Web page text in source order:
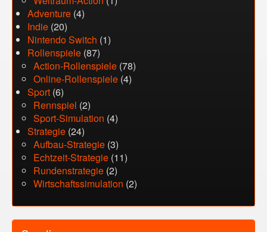
Adventure (4)
Indie (20)
Nintendo Switch (1)
Rollenspiele (87)
Action-Rollenspiele (78)
Online-Rollenspiele (4)
Sport (6)
Rennspiel (2)
Sport-Simulation (4)
Strategie (24)
Aufbau-Strategie (3)
Echtzeit-Strategie (11)
Rundenstrategie (2)
Wirtschaftssimulation (2)